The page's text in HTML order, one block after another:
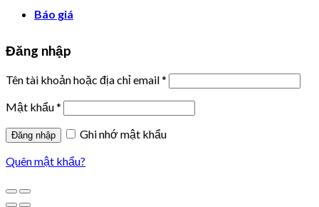
Báo giá
Đăng nhập
Tên tài khoản hoặc địa chỉ email*
Mật khẩu*
Đăng nhập
Ghi nhớ mật khẩu
Quên mật khẩu?